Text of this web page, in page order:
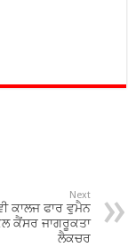
Next
ਕਾਲਜ ਫਾਰ ਵੁਮੈਨ
ਕੈਂਸਰ ਜਾਗਰੂਕਤਾ
ਲੈਕਚਰ